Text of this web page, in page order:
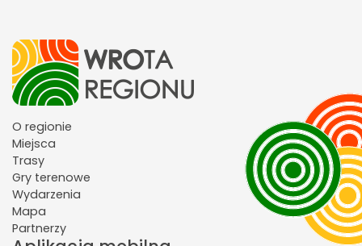
O regionie
Miejsca
Trasy
Gry terenowe
Wydarzenia
Mapa
Partnerzy